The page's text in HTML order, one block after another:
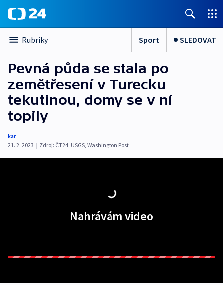
Rubriky Sport SLEDOVAT
Pevná půda se stala po
zemětřesení v Turecku
tekutinou, domy se v ní
topily
kar
21. 2. 2023 | Zdroj: ČT24, USGS, Washington Post
Nahrávám video